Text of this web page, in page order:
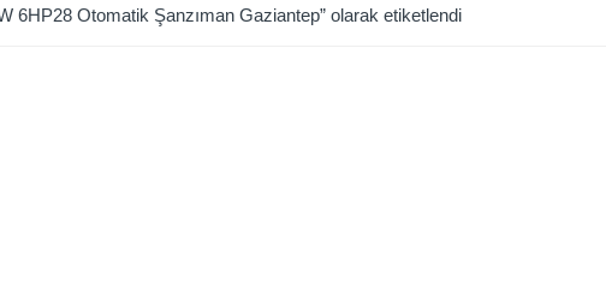
6HP28 Otomatik Şanzıman Gaziantep” olarak etiketlendi